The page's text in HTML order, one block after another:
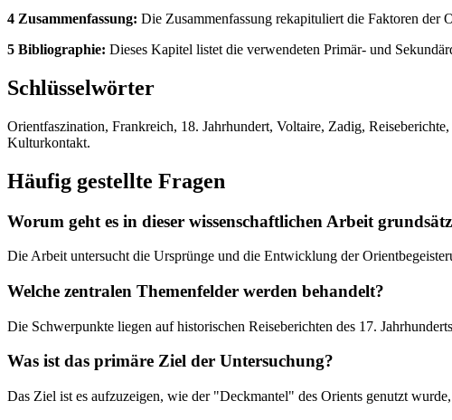
4 Zusammenfassung: Die Zusammenfassung rekapituliert die Faktoren der
5 Bibliographie: Dieses Kapitel listet die verwendeten Primär- und
Schlüsselwörter
Orientfaszination, Frankreich, 18. Jahrhundert, Voltaire, Zadig,
Kulturkontakt.
Häufig gestellte Fragen
Worum geht es in dieser wissenschaftlichen Arbeit
Die Arbeit untersucht die Ursprünge und die Entwicklung der
Welche zentralen Themenfelder werden behandelt?
Die Schwerpunkte liegen auf historischen Reiseberichten des 17.
Was ist das primäre Ziel der Untersuchung?
Das Ziel ist es aufzuzeigen, wie der "Deckmantel" des Orients genutzt